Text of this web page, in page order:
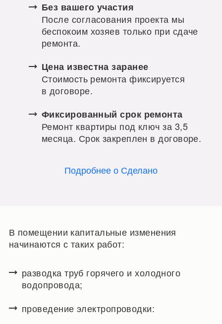
Без вашего участия
После согласования проекта мы
беспокоим хозяев только при сдаче
ремонта.
Цена известна заранее
Стоимость ремонта фиксируется
в договоре.
Фиксированный срок ремонта
Ремонт квартиры под ключ за 3,5
месяца. Срок закреплен в договоре.
Подробнее о Сделано
В помещении капитальные изменения
начинаются с таких работ:
разводка труб горячего и холодного
водопровода;
проведение электропроводки: